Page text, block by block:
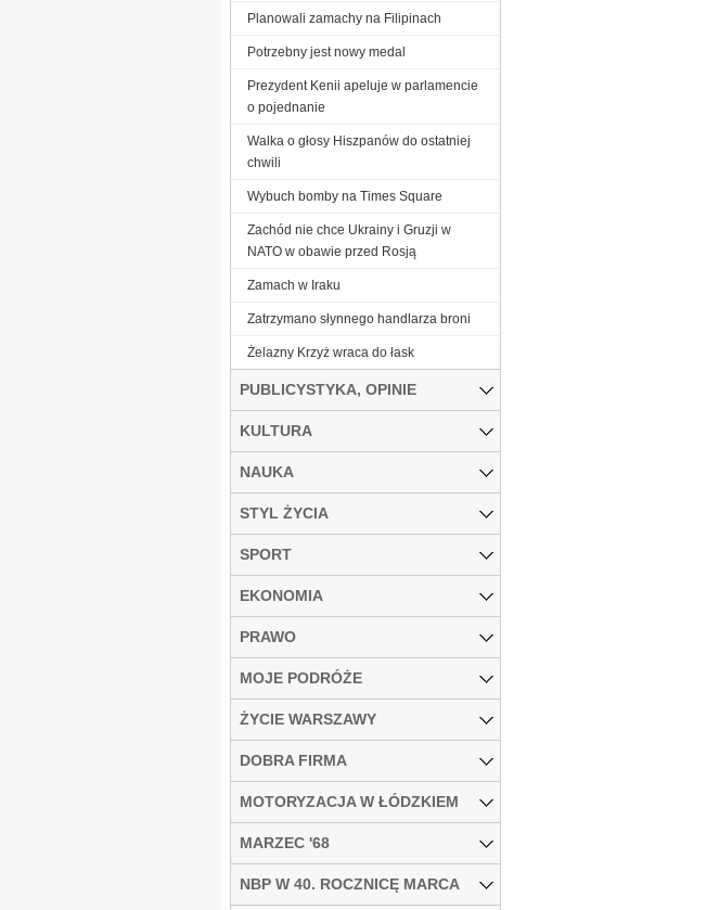
Planowali zamachy na Filipinach
Potrzebny jest nowy medal
Prezydent Kenii apeluje w parlamencie
o pojednanie
Walka o głosy Hiszpanów do ostatniej
chwili
Wybuch bomby na Times Square
Zachód nie chce Ukrainy i Gruzji w
NATO w obawie przed Rosją
Zamach w Iraku
Zatrzymano słynnego handlarza broni
Żelazny Krzyż wraca do łask
PUBLICYSTYKA, OPINIE
KULTURA
NAUKA
STYL ŻYCIA
SPORT
EKONOMIA
PRAWO
MOJE PODRÓŻE
ŻYCIE WARSZAWY
DOBRA FIRMA
MOTORYZACJA W ŁÓDZKIEM
MARZEC '68
NBP W 40. ROCZNICĘ MARCA